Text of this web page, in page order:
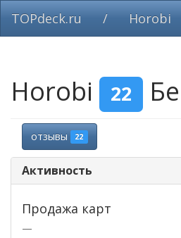
TOPdeck.ru / Horobi
Horobi 22
отзывы 22
Активность
Продажа карт
—